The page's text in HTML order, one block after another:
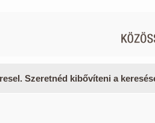
Szeretnéd kibővíteni a